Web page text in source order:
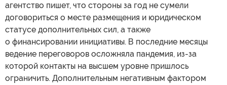
агентство пишет, что стороны за год не сумели
договориться о месте размещения и юридическом
статусе дополнительных сил, а также
о финансировании инициативы. В последние месяцы
ведение переговоров осложняла пандемия, из-за
которой контакты на высшем уровне пришлось
ограничить. Дополнительным негативным фактором